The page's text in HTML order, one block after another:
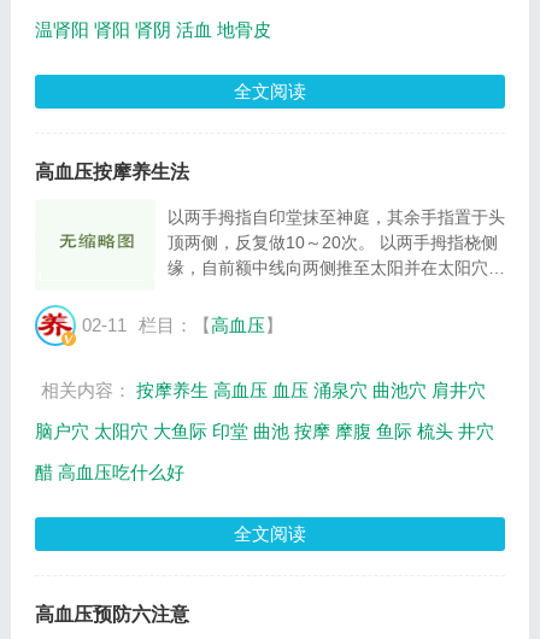
温肾阳 肾阳 肾阴 活血 地骨皮
全文阅读
高血压按摩养生法
以两手拇指自印堂抹至神庭，其余手指置于头
顶两侧，反复做10～20次。 以两手拇指桡侧
缘，自前额中线向两侧推至太阳并在太阳穴处
前至后做梳头动作，20～30次。 以中指用力
02-11 栏目：【高血压】
相关内容： 按摩养生 高血压 血压 涌泉穴 曲池穴 肩井穴
脑户穴 太阳穴 大鱼际 印堂 曲池 按摩 摩腹 鱼际 梳头 井穴
醋 高血压吃什么好
全文阅读
高血压预防六注意